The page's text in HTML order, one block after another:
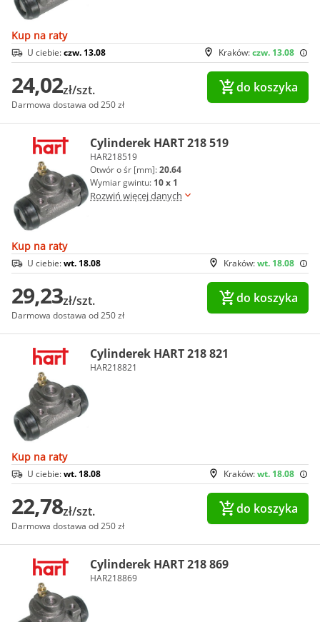
Kup na raty
Kraków:czw. 13.08
U ciebie:czw. 13.08
24,02zł/szt.
Darmowa dostawa od 250 zł
do koszyka
Cylinderek HART 218 519
HAR218519
Otwór o śr [mm]:20.64
Wymiar gwintu: 10 x 1
Rozwiń więcej danych
Kup na raty
Kraków:wt. 18.08
U ciebie:wt. 18.08
29,23zł/szt.
Darmowa dostawa od 250 zł
do koszyka
Cylinderek HART 218 821
HAR218821
Kup na raty
Kraków:wt. 18.08
U ciebie:wt. 18.08
22,78zł/szt.
Darmowa dostawa od 250 zł
do koszyka
Cylinderek HART 218 869
HAR218869